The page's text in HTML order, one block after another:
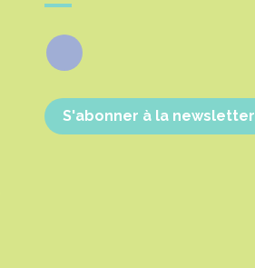
Facebook
S'abonner à la newsletter